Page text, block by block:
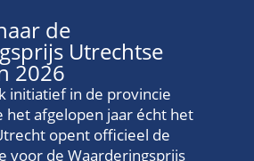
de
Utrechtse
2026
initiatief in de provincie
het afgelopen jaar écht het
opent officieel de
voor de Waarderingsprijs